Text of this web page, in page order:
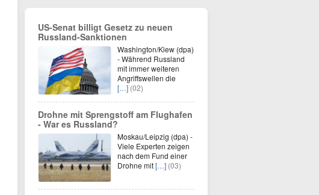
US-Senat billigt Gesetz zu neuen
Russland-Sanktionen
Washington/Kiew (dpa)
- Während Russland
mit immer weiteren
Angriffswellen die
[…] (02)
Drohne mit Sprengstoff am Flughafen
- War es Russland?
Moskau/Leipzig (dpa) -
Viele Experten zeigen
nach dem Fund einer
Drohne mit[…] (03)